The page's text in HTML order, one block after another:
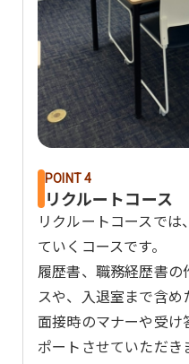
POINT 4
リクルートコース
リクルートコースで
ていくコースです。
履歴書、職務経歴書の
スや、入退室まで含め
面接時のマナーや受
ポートさせていただき